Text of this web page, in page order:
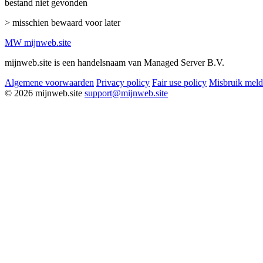
bestand niet gevonden
> misschien bewaard voor later
MW mijnweb.site
mijnweb.site is een handelsnaam van Managed Server B.V.
Algemene voorwaarden Privacy policy Fair use policy Misbruik
© 2026 mijnweb.site support@mijnweb.site